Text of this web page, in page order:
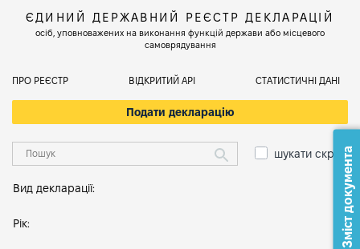
ЄДИНИЙ ДЕРЖАВНИЙ РЕЄСТР ДЕКЛАРАЦІЙ
осіб, уповноважених на виконання функцій держави або місцевого
самоврядування
ПРО РЕЄСТР ВІДКРИТИЙ АРІ СТАТИСТИЧНІ ДАНІ
Подати декларацію
шукати скрізь
Вид декларації:
Рік: Зміст документа